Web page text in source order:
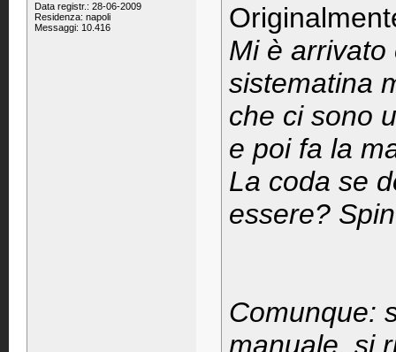
Data registr.: 28-06-2009
Residenza: napoli
Messaggi: 10.416
Mi è arrivato
sistematina
che ci sono
e poi fa la
La coda se
essere?
Comunque:
manuale, si